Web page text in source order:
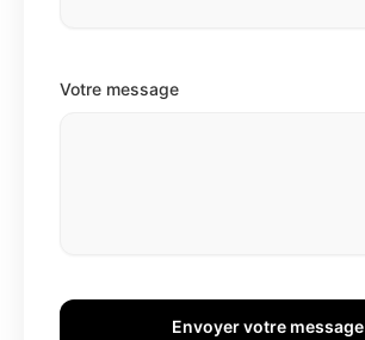
Votre message
Envoyer votre message